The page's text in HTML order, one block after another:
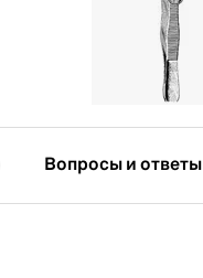
Вопросы и ответы